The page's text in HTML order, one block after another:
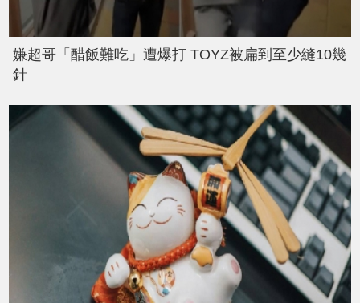
嫌超哥「醋飯難吃」遭爆打 TOYZ被扁到至少縫10幾
針